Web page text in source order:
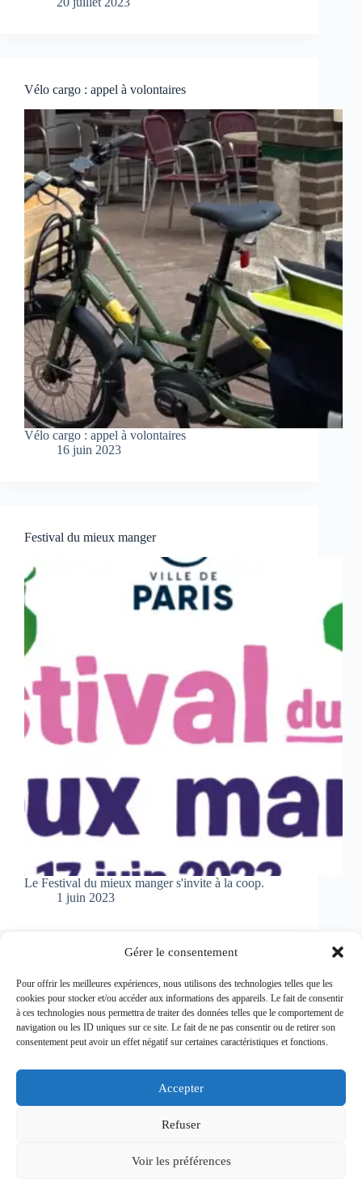
Gérer le consentement
Pour offrir les meilleures expériences, nous utilisons des technologies telles que les
cookies pour stocker et/ou accéder aux informations des appareils. Le fait de consentir
à ces technologies nous permettra de traiter des données telles que le comportement de
navigation ou les ID uniques sur ce site. Le fait de ne pas consentir ou de retirer son
consentement peut avoir un effet négatif sur certaines caractéristiques et fonctions.
Accepter
Refuser
Voir les préférences
Vélo cargo : appel à volontaires
Vélo cargo : appel à volontaires
16 juin 2023
Festival du mieux manger
Le Festival du mieux manger s'invite à la coop.
1 juin 2023
PRÉCÉDENT SUIVANT
Copyright © 2026 - Coop 14
Mentions légales